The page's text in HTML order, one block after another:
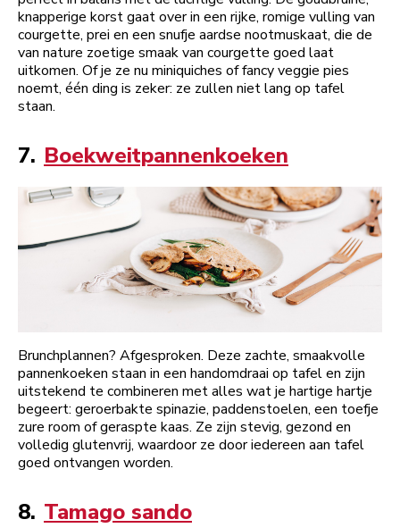
knapperige korst gaat over in een rijke, romige vulling van
courgette, prei en een snufje aardse nootmuskaat, die de
van nature zoetige smaak van courgette goed laat
uitkomen. Of je ze nu miniquiches of fancy veggie pies
noemt, één ding is zeker: ze zullen niet lang op tafel
staan.
7. Boekweitpannenkoeken
Brunchplannen? Afgesproken. Deze zachte, smaakvolle
pannenkoeken staan in een handomdraai op tafel en zijn
uitstekend te combineren met alles wat je hartige hartje
begeert: geroerbakte spinazie, paddenstoelen, een toefje
zure room of geraspte kaas. Ze zijn stevig, gezond en
volledig glutenvrij, waardoor ze door iedereen aan tafel
goed ontvangen worden.
8. Tamago sando